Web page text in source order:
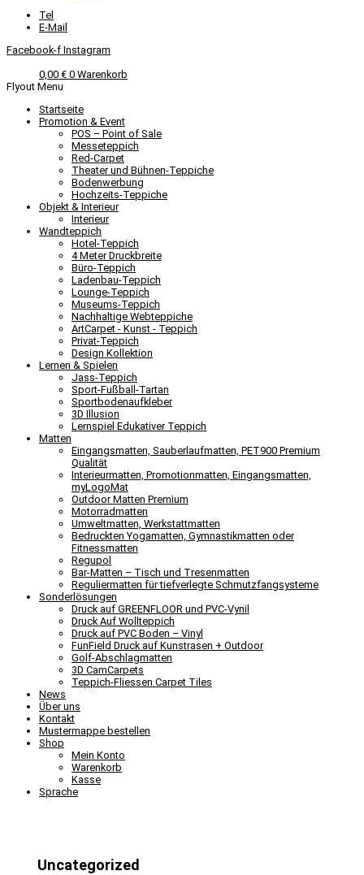
Tel
E-Mail
Facebook-f Instagram
0,00 € 0 Warenkorb
Flyout Menu
Startseite
Promotion & Event
POS – Point of Sale
Messeteppich
Red-Carpet
Theater und Bühnen-Teppiche
Bodenwerbung
Hochzeits-Teppiche
Objekt & Interieur
Interieur
Wandteppich
Hotel-Teppich
4 Meter Druckbreite
Büro-Teppich
Ladenbau-Teppich
Lounge-Teppich
Museums-Teppich
Nachhaltige Webteppiche
ArtCarpet - Kunst - Teppich
Privat-Teppich
Design Kollektion
Lernen & Spielen
Jass-Teppich
Sport-Fußball-Tartan
Sportbodenaufkleber
3D Illusion
Lernspiel Edukativer Teppich
Matten
Eingangsmatten, Sauberlaufmatten, PET900 Premium
Qualität
Interieurmatten, Promotionmatten, Eingangsmatten,
myLogoMat
Outdoor Matten Premium
Motorradmatten
Umweltmatten, Werkstattmatten
Bedruckten Yogamatten, Gymnastikmatten oder
Fitnessmatten
Regupol
Bar-Matten – Tisch und Tresenmatten
Reguliermatten für tiefverlegte Schmutzfangsysteme
Sonderlösungen
Druck auf GREENFLOOR und PVC-Vynil
Druck Auf Wollteppich
Druck auf PVC Boden – Vinyl
FunField Druck auf Kunstrasen + Outdoor
Golf-Abschlagmatten
3D CamCarpets
Teppich-Fliessen Carpet Tiles
News
Über uns
Kontakt
Mustermappe bestellen
Shop
Mein Konto
Warenkorb
Kasse
Sprache
Uncategorized